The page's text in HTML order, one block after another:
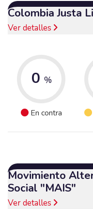
Colombia Justa
Ver detalles
0 %
En contra
Movimiento
Social "MAIS"
Ver detalles